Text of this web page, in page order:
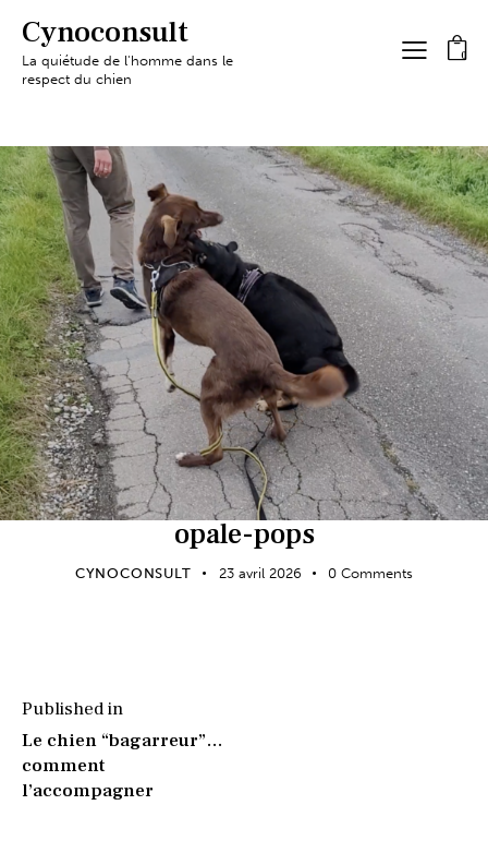
Cynoconsult
La quiétude de l'homme dans le
respect du chien
0
opale-pops
CYNOCONSULT 23 avril 2026 0 Comments
Published in
Le chien “bagarreur”…
comment
l’accompagner